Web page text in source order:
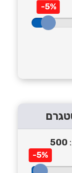
-5%
500
-5%